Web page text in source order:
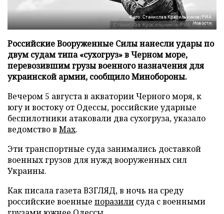
Фото: Станислав Красильников/РИА
Новости
Российские Вооруженные Силы нанесли удары по
двум судам типа «сухогруз» в Черном море,
перевозившим грузы военного назначения для
украинской армии, сообщило Минобороны.
Вечером 5 августа в акватории Черного моря, к
югу и востоку от Одессы, российские ударные
беспилотники атаковали два сухогруза, указало
ведомство в Max.
Эти транспортные суда занимались доставкой
военных грузов для нужд вооруженных сил
Украины.
Как писала газета ВЗГЛЯД, в ночь на среду
российские военные поразили суда с военными